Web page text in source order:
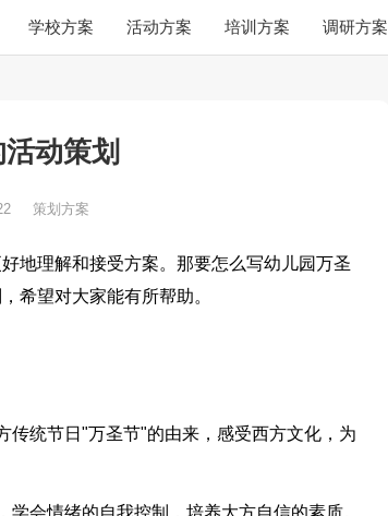
学校方案 活动方案 培训方案 调研方案
动策划
策划方案
地理解和接受方案。那要怎么写幼儿园万圣
希望对大家能有所帮助。
传统节日"万圣节"的由来，感受西方文化，为
会情绪的自我控制，培养大方自信的素质。